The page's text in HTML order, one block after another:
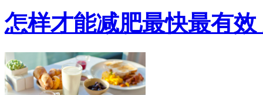
怎样才能减肥最快最有